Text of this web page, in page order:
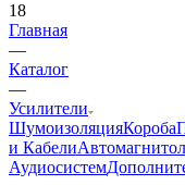
18
Главная
—
Каталог
—
Усилители
ШумоизоляцияКороба
и Кабели
Аудиосистем